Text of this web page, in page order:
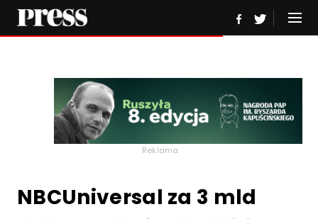
Reklama
NBCUniversal za 3 mld